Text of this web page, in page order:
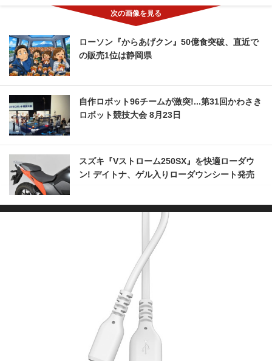
ローソン『からあげクン』50億食突破、直近で
の販売1位は静岡県
自作ロボット96チームが激突!...第31回かわさき
ロボット競技大会 8月23日
スズキ『Vストローム250SX』を快適ローダウ
ン! デイトナ、ゲル入りローダウンシート発売